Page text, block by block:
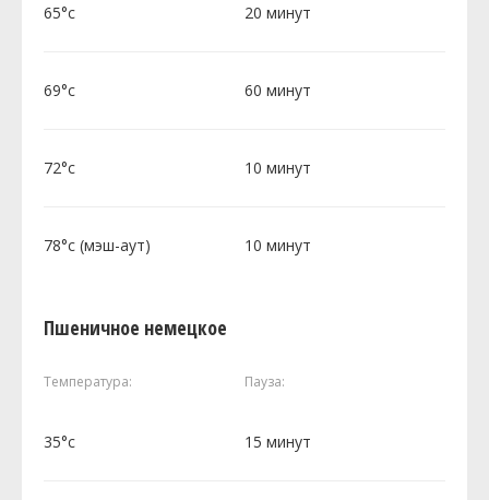
65°c 20 минут
69°c 60 минут
72°c 10 минут
78°c (мэш-аут) 10 минут
Пшеничное немецкое
Температура: Пауза:
35°c 15 минут